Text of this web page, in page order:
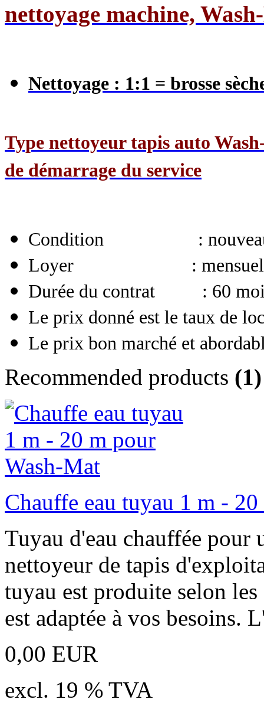
nettoyage machine,
Nettoyage : 1:1 = brosse
Type nettoyeur tapis auto
de démarrage du service
Condition :
Loyer : mensuel
Durée du contrat : 60
Le prix donné est le taux de
Le prix bon marché et
Recommended products (1)
Chauffe eau tuyau 1 m -
Tuyau d'eau chauffée pour
nettoyeur de tapis
tuyau est produite selon
est adaptée à vos besoins.
0,00 EUR
excl. 19 % TVA